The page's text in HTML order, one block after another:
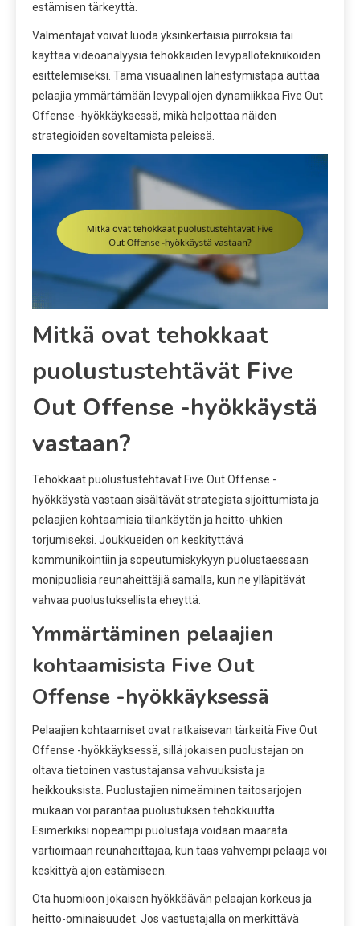
estämisen tärkeyttä.
Valmentajat voivat luoda yksinkertaisia piirroksia tai
käyttää videoanalyysiä tehokkaiden levypallotekniikoiden
esittelemiseksi. Tämä visuaalinen lähestymistapa auttaa
pelaajia ymmärtämään levypallojen dynamiikkaa Five Out
Offense -hyökkäyksessä, mikä helpottaa näiden
strategioiden soveltamista peleissä.
Mitkä ovat tehokkaat
puolustustehtävät Five
Out Offense -hyökkäystä
vastaan?
Tehokkaat puolustustehtävät Five Out Offense -
hyökkäystä vastaan sisältävät strategista sijoittumista ja
pelaajien kohtaamisia tilankäytön ja heitto-uhkien
torjumiseksi. Joukkueiden on keskityttävä
kommunikointiin ja sopeutumiskykyyn puolustaessaan
monipuolisia reunaheittäjiä samalla, kun ne ylläpitävät
vahvaa puolustuksellista eheyttä.
Ymmärtäminen pelaajien
kohtaamisista Five Out
Offense -hyökkäyksessä
Pelaajien kohtaamiset ovat ratkaisevan tärkeitä Five Out
Offense -hyökkäyksessä, sillä jokaisen puolustajan on
oltava tietoinen vastustajansa vahvuuksista ja
heikkouksista. Puolustajien nimeäminen taitosarjojen
mukaan voi parantaa puolustuksen tehokkuutta.
Esimerkiksi nopeampi puolustaja voidaan määrätä
vartioimaan reunaheittäjää, kun taas vahvempi pelaaja voi
keskittyä ajon estämiseen.
Ota huomioon jokaisen hyökkäävän pelaajan korkeus ja
heitto-ominaisuudet. Jos vastustajalla on merkittävä